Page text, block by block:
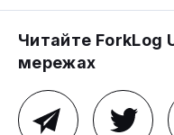
Читайте ForkLog
мережах